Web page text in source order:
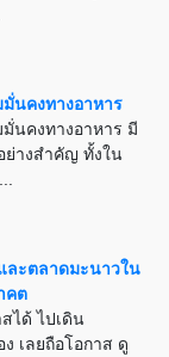
นคงทางอาหาร
นคงทางอาหาร มี
ย่างสำคัญ ทั้งใน
ละตลาดมะนาวใน
คต
ได้ ไปเดิน
เลยถือโอกาส ดู